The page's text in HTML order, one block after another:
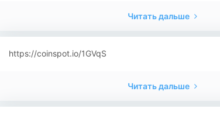
Читать дальше
https://coinspot.io/1GVqS
Читать дальше